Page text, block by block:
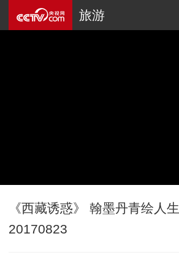
旅游
《西藏诱惑》 翰墨丹青绘人生
20170823